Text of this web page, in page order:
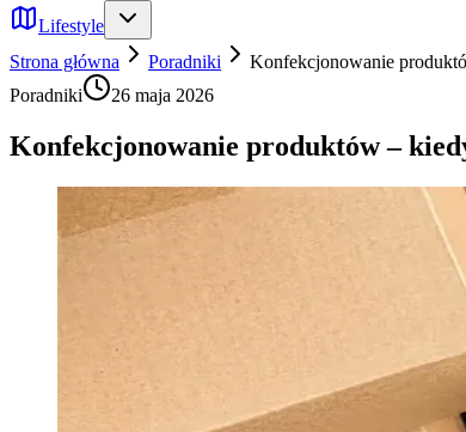
Lifestyle
Strona główna
Poradniki
Konfekcjonowanie
Poradniki
26 maja 2026
Konfekcjonowanie produktów –